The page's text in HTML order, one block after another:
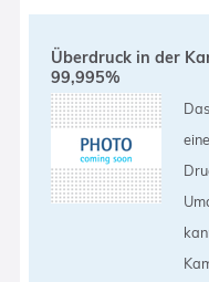
Überdruck in der
99,995%